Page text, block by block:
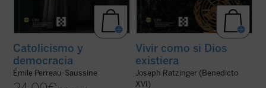
Catolicismo y
democracia
Émile Perreau-Saussine
Vivir como si Dios
existiera
Joseph Ratzinger (Benedicto
XVI)